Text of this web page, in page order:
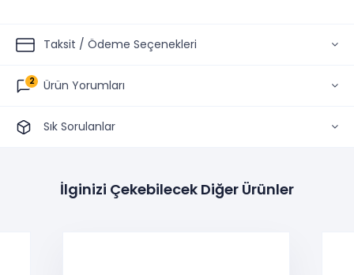
Taksit / Ödeme Seçenekleri
Ürün Yorumları
2
Sık Sorulanlar
İlginizi Çekebilecek Diğer Ürünler